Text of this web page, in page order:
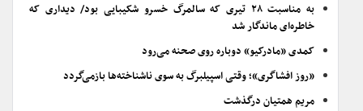
به مناسبت ۲۸ تیری که سالمرگ خسرو شکیبایی بود/ دیداری که
خاطره‌ای ماندگار شد
کمدی «مادرکیو» دوباره روی صحنه می‌رود
«روز افشاگری»؛ وقتی اسپیلبرگ به سوی ناشناخته‌ها بازمی‌گردد
مریم همتیان درگذشت